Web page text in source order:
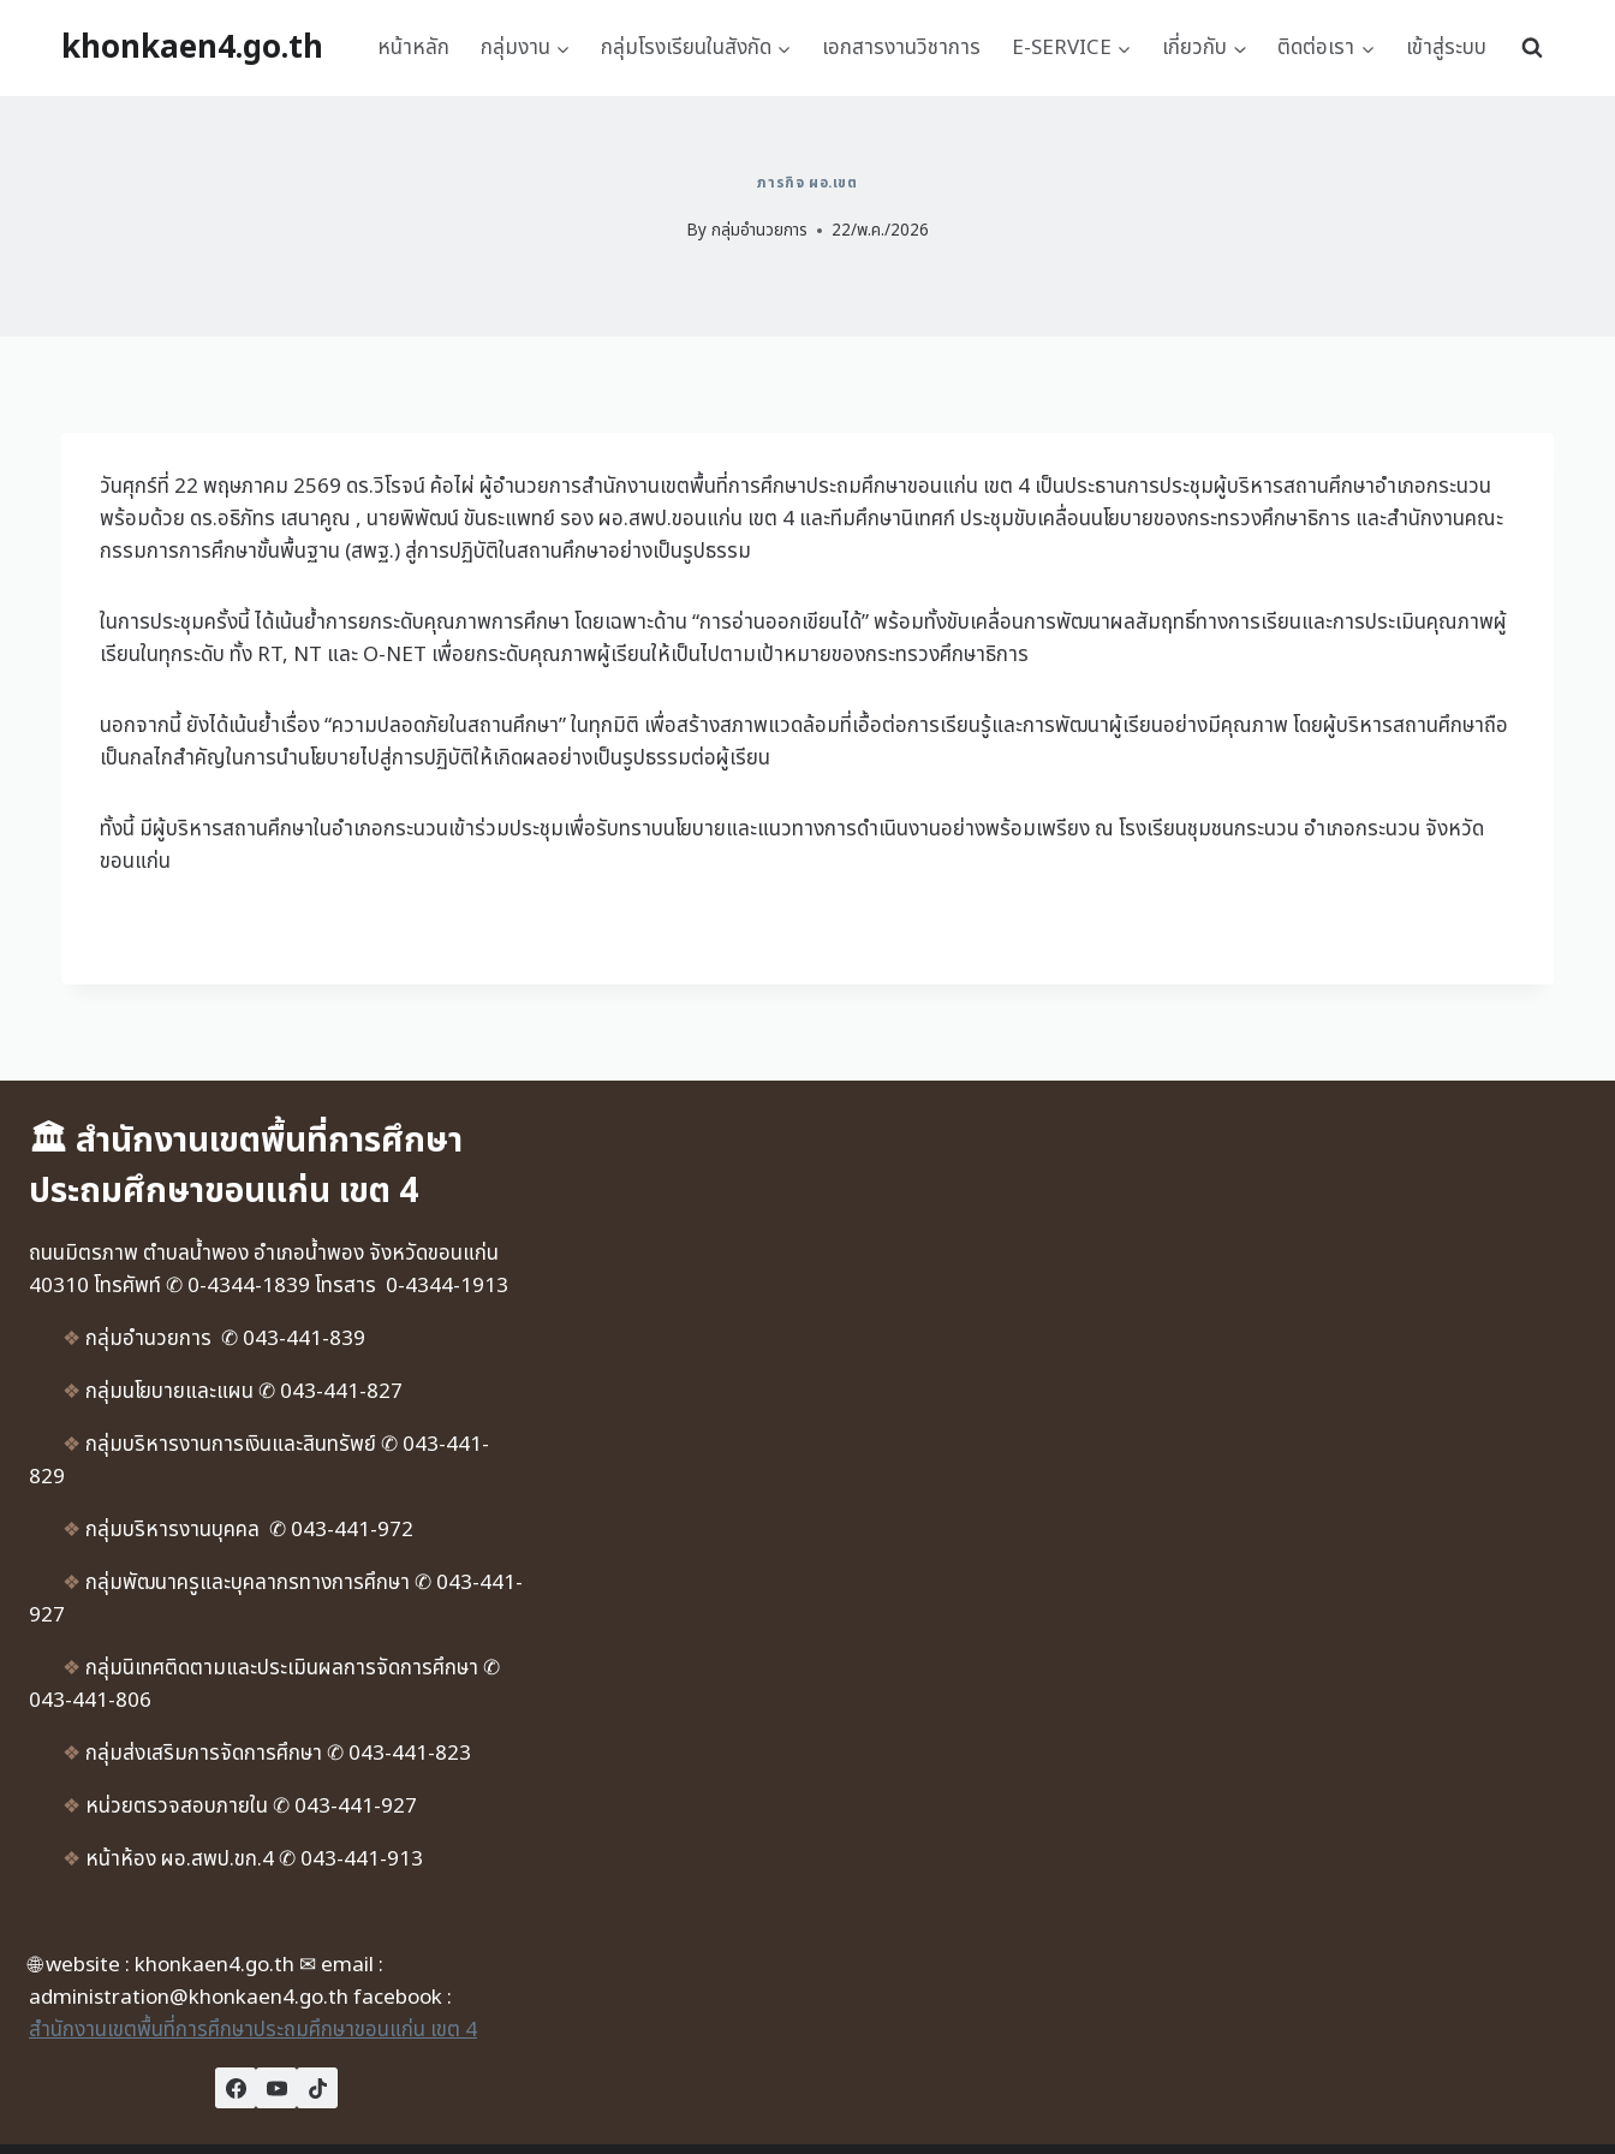
khonkaen4.go.th หน้าหลัก กลุ่มงาน กลุ่มโรงเรียนในสังกัด เอกสารงานวิชาการ E-SERVICE เกี่ยวกับ ติดต่อเรา เข้าสู่ระบบ
ภารกิจ ผอ.เขต
By กลุ่มอำนวยการ 22/พ.ค./2026
วันศุกร์ที่ 22 พฤษภาคม 2569 ดร.วิโรจน์ ค้อไผ่ ผู้อำนวยการสำนักงานเขตพื้นที่การศึกษาประถมศึกษาขอนแก่น เขต 4 เป็นประธานการประชุมผู้บริหารสถานศึกษาอำเภอกระนวน
พร้อมด้วย ดร.อธิภัทร เสนาคูณ , นายพิพัฒน์ ขันธะแพทย์ รอง ผอ.สพป.ขอนแก่น เขต 4 และทีมศึกษานิเทศก์ ประชุมขับเคลื่อนนโยบายของกระทรวงศึกษาธิการ และสำนักงานคณะ
กรรมการการศึกษาขั้นพื้นฐาน (สพฐ.) สู่การปฏิบัติในสถานศึกษาอย่างเป็นรูปธรรม
ในการประชุมครั้งนี้ ได้เน้นย้ำการยกระดับคุณภาพการศึกษา โดยเฉพาะด้าน “การอ่านออกเขียนได้” พร้อมทั้งขับเคลื่อนการพัฒนาผลสัมฤทธิ์ทางการเรียนและการประเมินคุณภาพผู้
เรียนในทุกระดับ ทั้ง RT, NT และ O-NET เพื่อยกระดับคุณภาพผู้เรียนให้เป็นไปตามเป้าหมายของกระทรวงศึกษาธิการ
นอกจากนี้ ยังได้เน้นย้ำเรื่อง “ความปลอดภัยในสถานศึกษา” ในทุกมิติ เพื่อสร้างสภาพแวดล้อมที่เอื้อต่อการเรียนรู้และการพัฒนาผู้เรียนอย่างมีคุณภาพ โดยผู้บริหารสถานศึกษาถือ
เป็นกลไกสำคัญในการนำนโยบายไปสู่การปฏิบัติให้เกิดผลอย่างเป็นรูปธรรมต่อผู้เรียน
ทั้งนี้ มีผู้บริหารสถานศึกษาในอำเภอกระนวนเข้าร่วมประชุมเพื่อรับทราบนโยบายและแนวทางการดำเนินงานอย่างพร้อมเพรียง ณ โรงเรียนชุมชนกระนวน อำเภอกระนวน จังหวัด
ขอนแก่น
🏛 สำนักงานเขตพื้นที่การศึกษา
ประถมศึกษาขอนแก่น เขต 4
ถนนมิตรภาพ ตำบลน้ำพอง อำเภอน้ำพอง จังหวัดขอนแก่น
40310 โทรศัพท์ ✆ 0-4344-1839 โทรสาร 0-4344-1913
❖ กลุ่มอำนวยการ ✆ 043-441-839
❖ กลุ่มนโยบายและแผน ✆ 043-441-827
❖ กลุ่มบริหารงานการเงินและสินทรัพย์ ✆ 043-441-
829
❖ กลุ่มบริหารงานบุคคล ✆ 043-441-972
❖ กลุ่มพัฒนาครูและบุคลากรทางการศึกษา ✆ 043-441-
927
❖ กลุ่มนิเทศติดตามและประเมินผลการจัดการศึกษา ✆
043-441-806
❖ กลุ่มส่งเสริมการจัดการศึกษา ✆ 043-441-823
❖ หน่วยตรวจสอบภายใน ✆ 043-441-927
❖ หน้าห้อง ผอ.สพป.ขก.4 ✆ 043-441-913
🌐 website : khonkaen4.go.th ✉ email :
administration@khonkaen4.go.th facebook :
สำนักงานเขตพื้นที่การศึกษาประถมศึกษาขอนแก่น เขต 4